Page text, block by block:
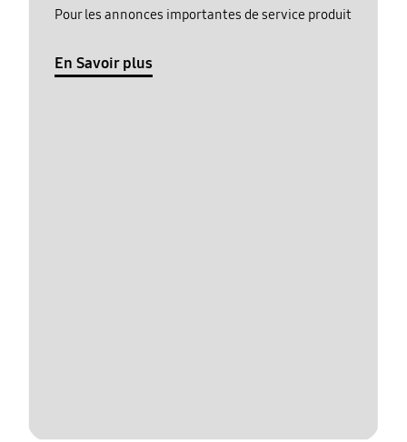
Pour les annonces importantes de service produit
En Savoir plus